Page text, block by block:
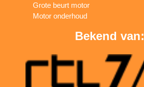
Grote beurt motor
Motor onderhoud
Bekend van: